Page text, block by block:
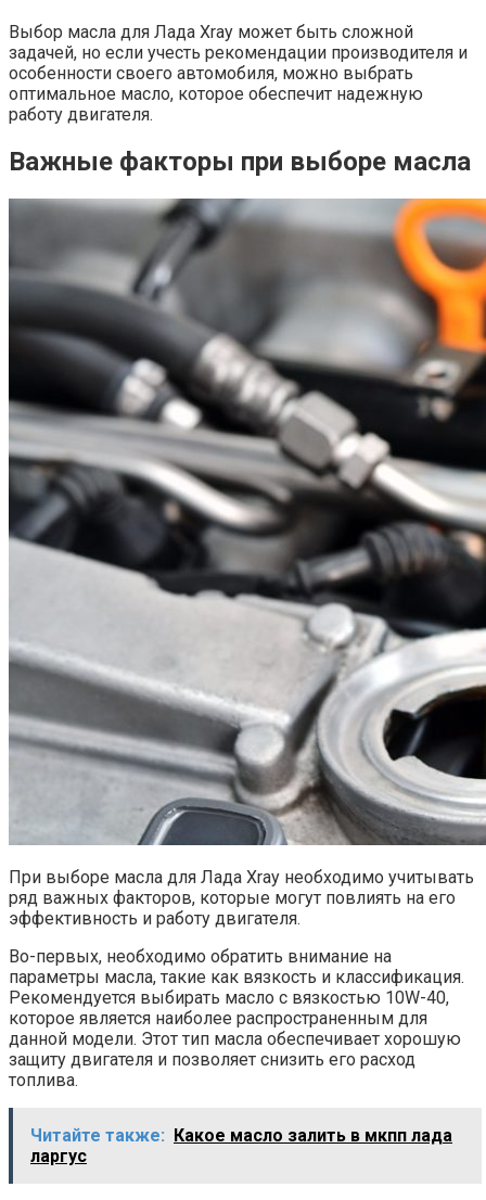
Выбор масла для Лада Xray может быть сложной
задачей, но если учесть рекомендации производителя и
особенности своего автомобиля, можно выбрать
оптимальное масло, которое обеспечит надежную
работу двигателя.
Важные факторы при выборе масла
При выборе масла для Лада Xray необходимо учитывать
ряд важных факторов, которые могут повлиять на его
эффективность и работу двигателя.
Во-первых, необходимо обратить внимание на
параметры масла, такие как вязкость и классификация.
Рекомендуется выбирать масло с вязкостью 10W-40,
которое является наиболее распространенным для
данной модели. Этот тип масла обеспечивает хорошую
защиту двигателя и позволяет снизить его расход
топлива.
Читайте также:
Какое масло залить в мкпп лада
ларгус